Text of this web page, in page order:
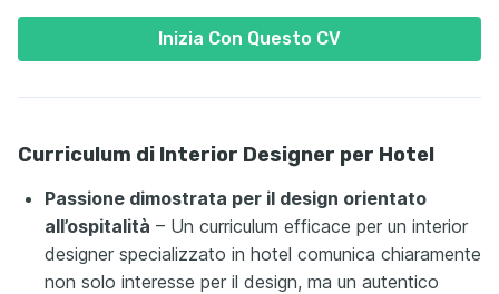
Inizia Con Questo CV
Curriculum di Interior Designer per Hotel
Passione dimostrata per il design orientato
all’ospitalità – Un curriculum efficace per un interior
designer specializzato in hotel comunica chiaramente
non solo interesse per il design, ma un autentico